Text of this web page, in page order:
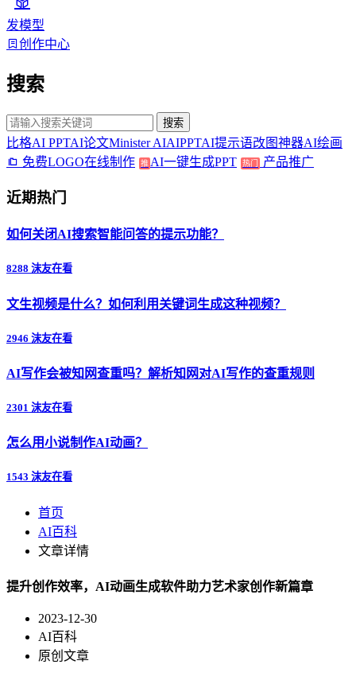
发模型
创作中心
搜索
搜索
比格AI PPTAI论文Minister AIAIPPTAI提示语改图神器AI绘画
免费LOGO在线制作
推 AI一键生成PPT 热门 产品推广
近期热门
如何关闭AI搜索智能问答的提示功能？
8288 沫友在看
文生视频是什么？如何利用关键词生成这种视频？
2946 沫友在看
AI写作会被知网查重吗？解析知网对AI写作的查重规则
2301 沫友在看
怎么用小说制作AI动画？
1543 沫友在看
首页
AI百科
文章详情
提升创作效率，AI动画生成软件助力艺术家创作新篇章
2023-12-30
AI百科
原创文章